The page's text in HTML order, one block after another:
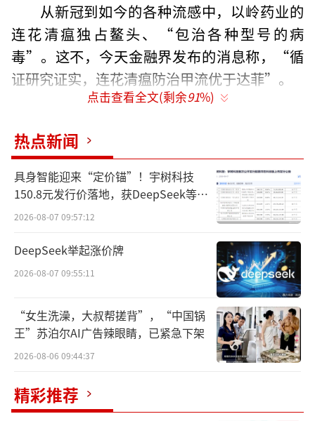
从新冠到如今的各种流感中，以岭药业的
连花清瘟独占鳌头、“包治各种型号的病
毒”。这不，今天金融界发布的消息称，“循
证研究证实，连花清瘟防治甲流优于达菲”。
囊的火爆销售，以岭药业的业绩曾一路高歌猛
进。2020年至2022年期间，公司的营收从87.8
2亿元增至125.33亿元，归母净利润也从不到1
2.19亿元大涨至23.63亿元，公司股价也一度触
及53.16元/股的高点。
然而从2023年开始，以岭药业的营收和归
母净利润双双回落，2024年前三季度的表现更
是令人咂舌。或是为了摆脱对单一大品种的依
赖，吴以岭家族开始积极的布局新药研发。
“神药”连花清瘟
一场甲流，再次让连花清瘟及其背后的以
点击查看全文(剩余91%)
热点新闻
具身智能迎来“定价锚”！宇树科技
150.8元发行价落地，获DeepSeek等豪
华战配加持
2026-08-07 09:57:12
DeepSeek举起涨价牌
2026-08-07 09:55:11
“女生洗澡，大叔帮搓背”，“中国锅
王”苏泊尔AI广告辣眼睛，已紧急下架
2026-08-06 09:44:37
精彩推荐